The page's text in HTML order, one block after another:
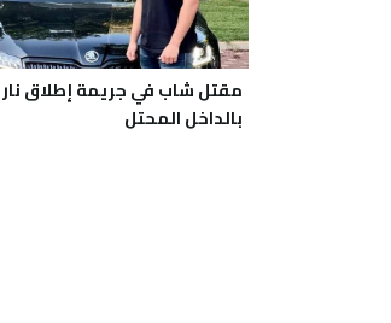
مقتل شاب في جريمة إطلاق نار
بالداخل المحتل